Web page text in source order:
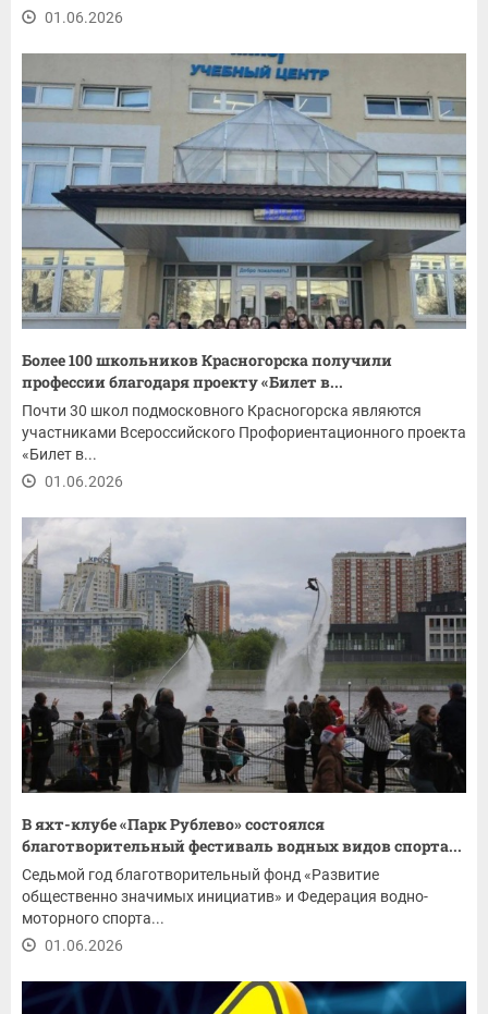
01.06.2026
Более 100 школьников Красногорска получили
профессии благодаря проекту «Билет в...
Почти 30 школ подмосковного Красногорска являются
участниками Всероссийского Профориентационного проекта
«Билет в...
01.06.2026
В яхт-клубе «Парк Рублево» состоялся
благотворительный фестиваль водных видов спорта...
Седьмой год благотворительный фонд «Развитие
общественно значимых инициатив» и Федерация водно-
моторного спорта...
01.06.2026